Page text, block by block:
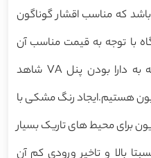
که مناسب اقشار گوناگون
با توجه به قیمت مناسب آن
خوب ارزیابی شده است و با توجه به دارا بودن پنل VA شاهد
هستیم.ایجاد رنگ مشکی با
برای محیط های تاریک بسیار
بالا و تاخیر ورودی کم آن